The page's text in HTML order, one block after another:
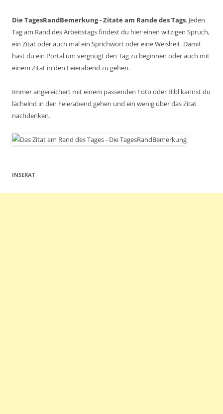
Die TagesRandBemerkung - Zitate am Rande des Tags. Jeden
Tag am Rand des Arbeitstags findest du hier einen witzigen Spruch,
ein Zitat oder auch mal ein Sprichwort oder eine Weisheit. Damit
hast du ein Portal um vergnügt den Tag zu beginnen oder auch mit
einem Zitat in den Feierabend zu gehen.
Immer angereichert mit einem passenden Foto oder Bild kannst du
lächelnd in den Feierabend gehen und ein wenig über das Zitat
nachdenken.
INSERAT